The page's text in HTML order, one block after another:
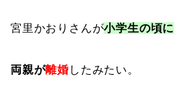
宮里かおりさんが小学生の頃に
両親が離婚 したみたい。